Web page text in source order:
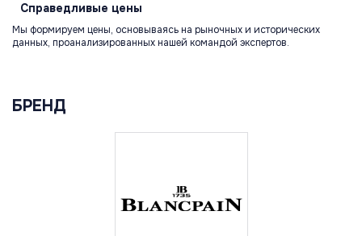
Справедливые цены
Мы формируем цены, основываясь на рыночных и исторических
данных, проанализированных нашей командой экспертов.
БРЕНД